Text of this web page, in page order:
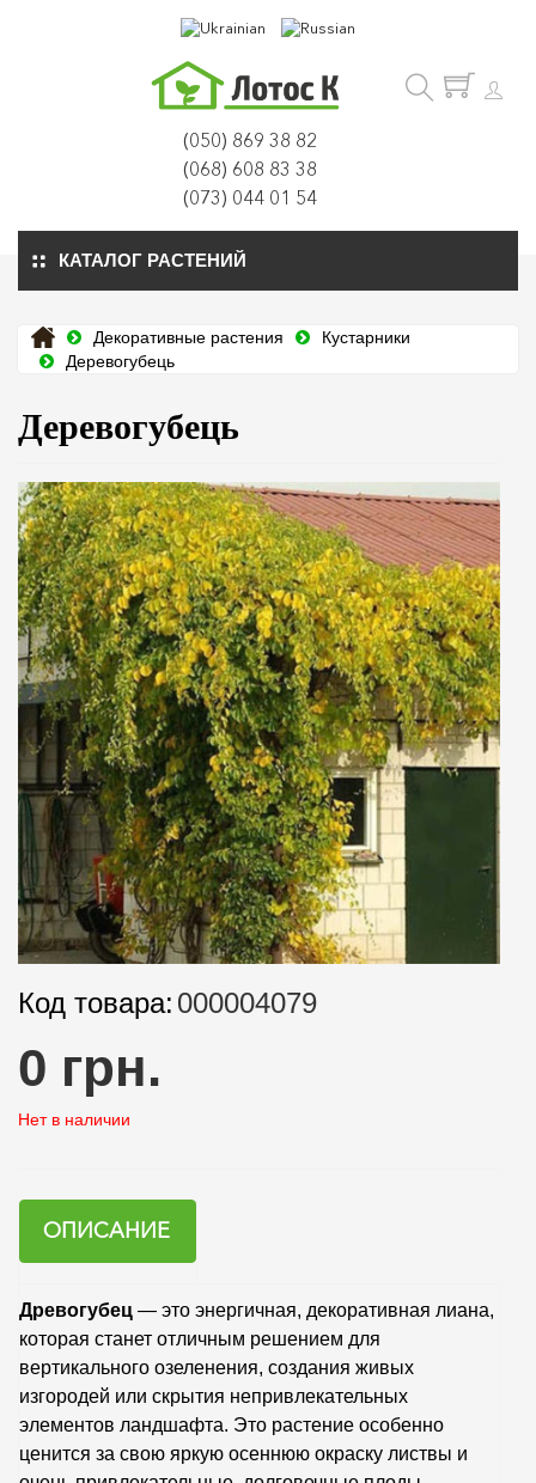
(050) 869 38 82
(068) 608 83 38
(073) 044 01 54
КАТАЛОГ РАСТЕНИЙ
Декоративные растения
Кустарники
Деревогубець
Деревогубець
Код товара: 000004079
0 грн.
Нет в наличии
ОПИСАНИЕ
Древогубец — это энергичная, декоративная лиана,
которая станет отличным решением для
вертикального озеленения, создания живых
изгородей или скрытия непривлекательных
элементов ландшафта. Это растение особенно
ценится за свою яркую осеннюю окраску листвы и